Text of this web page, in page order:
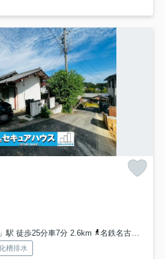
駅 徒歩25分車7分 2.6km
名鉄名古屋本線「中京競馬場前」駅 徒歩29分車7分 2.6km
槽排水